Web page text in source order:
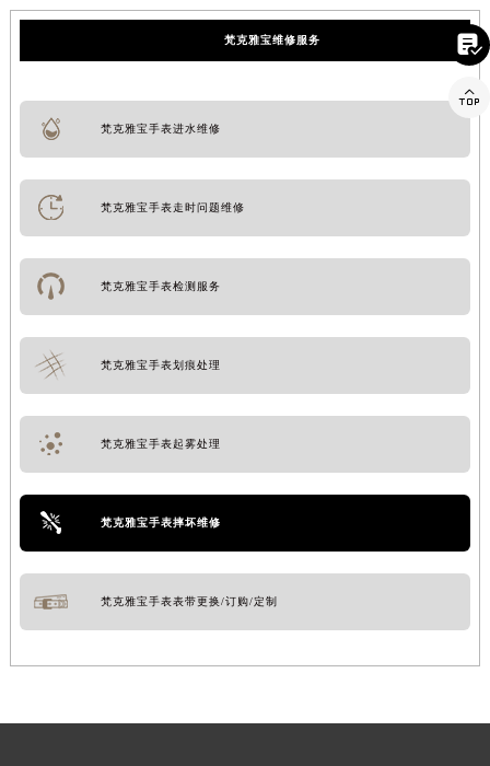
梵克雅宝维修服务
梵克雅宝手表进水维修
梵克雅宝手表走时问题维修
梵克雅宝手表检测服务
梵克雅宝手表划痕处理
梵克雅宝手表起雾处理
梵克雅宝手表摔坏维修
梵克雅宝手表表带更换/订购/定制

